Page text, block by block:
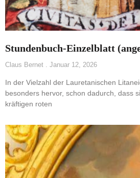
Stundenbuch-Einzelblatt
Claus Bernet Januar 12, 2026
In der Vielzahl der Lauretanischen
besonders hervor, schon dadurch, dass
kräftigen roten